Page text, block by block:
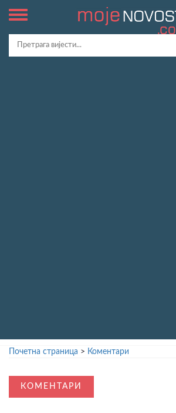
Почетна страница > Коментари
КОМЕНТАРИ